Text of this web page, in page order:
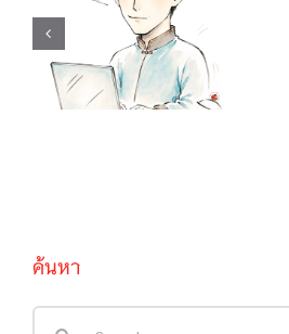
เน็ตขี้อิจฉา / 吃不
到葡萄说葡萄酸
กินองุ่นไม่ได้ เลย
บอกว่าองุ่นเปรี้ยว
ค้นหา